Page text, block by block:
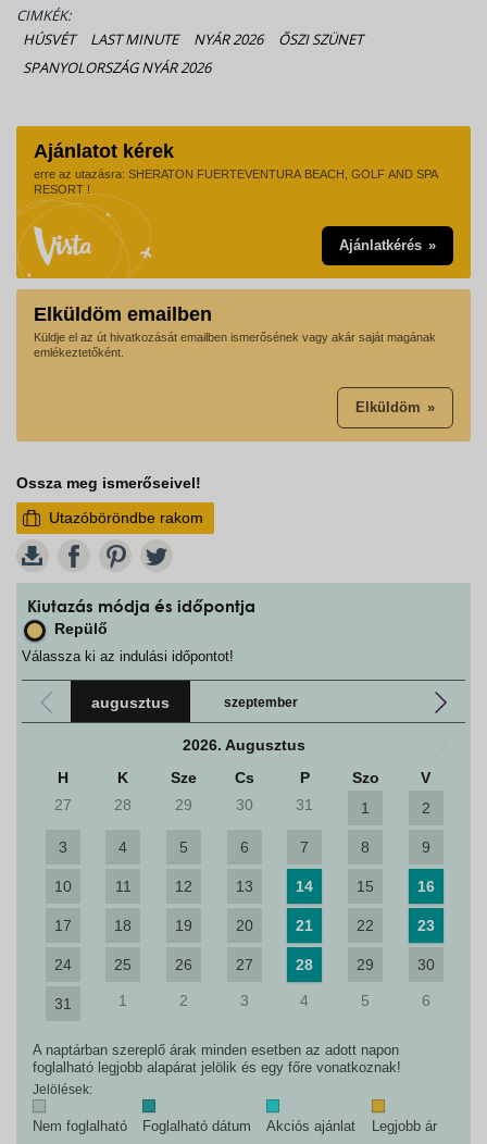
CIMKÉK:
HÚSVÉT
LAST MINUTE NYÁR 2026
ŐSZI SZÜNET
SPANYOLORSZÁG NYÁR 2026
Ajánlatot kérek
erre az utazásra: SHERATON FUERTEVENTURA BEACH, GOLF AND SPA
RESORT !
Ajánlatkérés
Elküldöm emailben
Küldje el az út hivatkozását emailben ismerősének vagy akár saját magának
emlékeztetőként.
Elküldöm
Ossza meg ismerőseivel!
Utazóböröndbe rakom
Kiutazás módja és időpontja
Repülő
Válassza ki az indulási időpontot!
augusztus szeptember
2026. Augusztus
H
K Sze Cs P Szo
V
27
28 29 30 31 1 2
3 4 5 6 7 8 9
10 11 12 13 14 15 16
17 18 19 20 21 22 23
24 25 26 27 28 29 30
31 1 2 3 4 5 6
A naptárban szereplő árak minden esetben az adott napon
foglalható legjobb alapárat jelölik és egy főre vonatkoznak!
Jelölések:
Nem foglalható Foglalható dátum Akciós ajánlat Legjobb ár